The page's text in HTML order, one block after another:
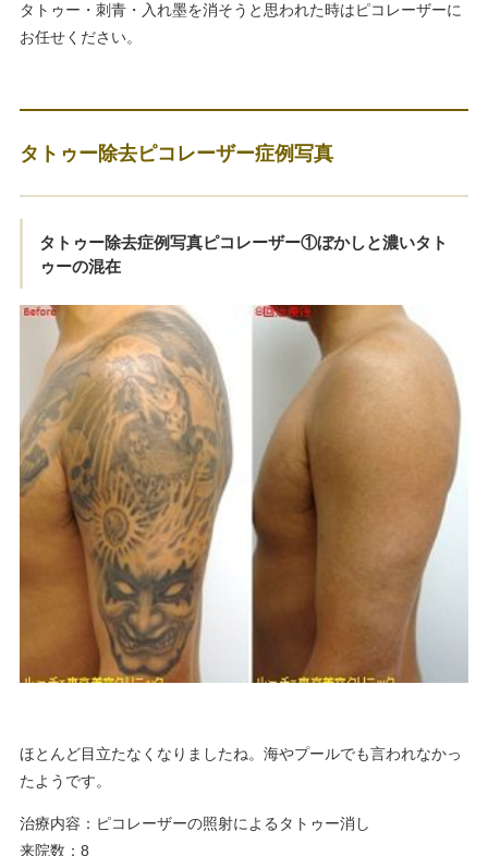
タトゥー・刺青・入れ墨を消そうと思われた時はピコレーザーに
お任せください。
タトゥー除去ピコレーザー症例写真
タトゥー除去症例写真ピコレーザー①ぼかしと濃いタト
ゥーの混在
ほとんど目立たなくなりましたね。海やプールでも言われなかっ
たようです。
治療内容：ピコレーザーの照射によるタトゥー消し
来院数：8